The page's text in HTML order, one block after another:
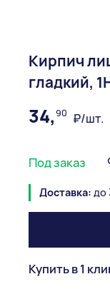
Кирпич
гладкий,
34,90 ₽/шт.
Под заказ
Доставка: до
Купить в 1